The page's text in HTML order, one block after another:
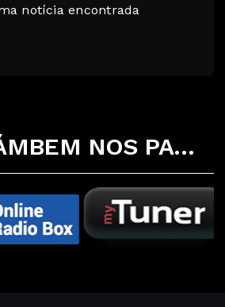
notícia encontrada
ESCUTE TÁMBEM NOS PARCEIROS ABAIXO